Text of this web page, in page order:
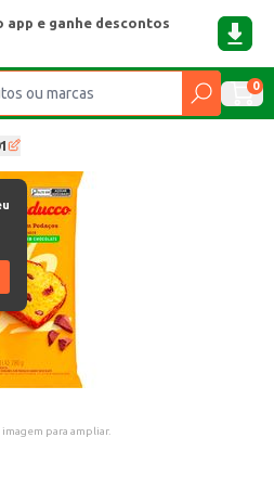
app e ganhe descontos
0
imagem para ampliar.